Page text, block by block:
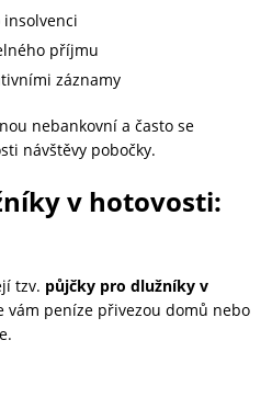
příjmu
záznamy
nebankovní a často se
návštěvy pobočky.
v hotovosti:
tzv. půjčky pro dlužníky v
vám peníze přivezou domů nebo